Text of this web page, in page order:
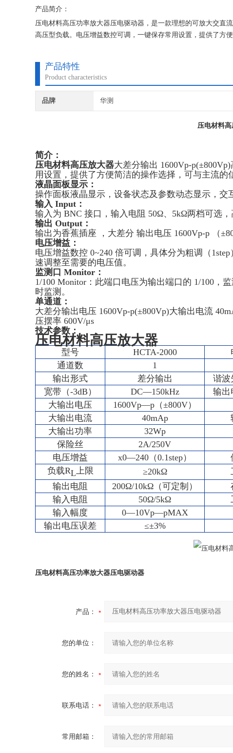
产品简介：
压电材料高压功率放大器压电驱动器，是一款理想的可放大交直
高压型负载。电压增益数控可调，一键保存常用设置，提供了方
产品特性
Product characteristics
品牌 华测
压电材料
简介：
压电材料高压放大器大差分输出 1600Vp-
用设置，提供了方便简洁的操作选择，可与主流的
液晶面板显示 ：
操作面板液晶显示，设备状态及参数动态显示，交
输入 Input ：
输入为 BNC 接口，输入电阻 50Ω、5kΩ两档可选，
输出 Output ：
输出为香蕉插座 ，大差分 输出电压 1600Vp-p （
电压增益 ：
电压增益数控 0~240 倍可调，具体分为粗调（
速调整至需要的电压值。
监测口 Monitor ：
1/100 Monitor：此端口电压为输出端口的 1/100，
时监测。
单通道 ：
大差分输出电压 1600Vp-p(±800Vp)大输出电流
压摆率 600V/μs
技术参数：
压电材料高压放大器
型号 HCTA-2000
通道数
1
输出形式
差分输出 谐波
宽带（-3dB）
DC—150kHz 输出
大输出电压
1600Vp—p（±800V）
大输出电流
40mAp
大输出功率
32Wp
保险丝
2A/250V
电压增益
x0—240（0.1step）
负载RL上限 ≥20kΩ
输出电阻
200Ω/10kΩ（可定制）
输入电阻
50Ω/5kΩ
输入幅度
0—10Vp—pMAX
输出电压误差
≤±3%
压电材料高压功率放大器压电驱动器
产品：
您的单位：
您的姓名：
联系电话：
常用邮箱：